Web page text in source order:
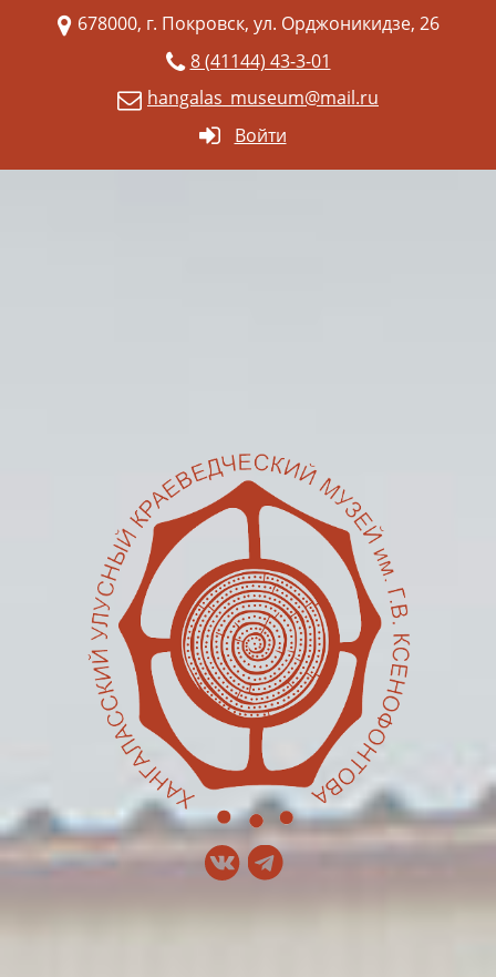
678000, г. Покровск, ул. Орджоникидзе, 26
8 (41144) 43-3-01
hangalas_museum@mail.ru
Войти